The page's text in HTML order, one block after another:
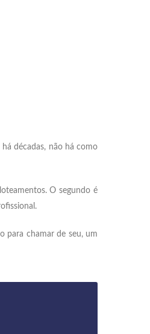
décadas, não há como
O segundo é
para chamar de seu, um